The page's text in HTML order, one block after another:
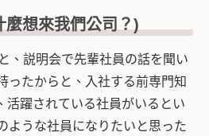
麼想來我們公司 ？)
、説明会で先輩社員の話を聞い
ったからと、入社する前専門知
活躍されている社員がいるとい
ような社員になりたいと思った